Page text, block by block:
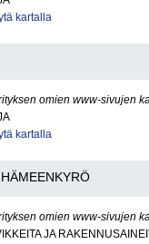
kartalla
omien www-sivujen
kartalla
HÄMEENKYRÖ
omien www-sivujen
JA